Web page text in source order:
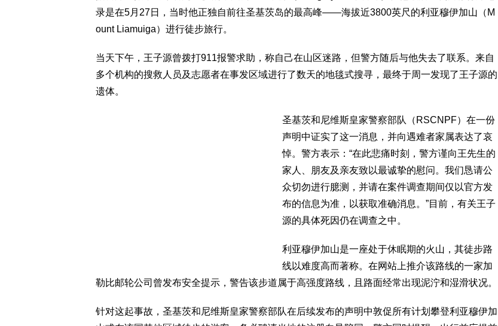
录是在5月27日，当时他正独自前往圣基茨岛的最高峰——海拔近3800英尺的利亚穆伊加山（M
ount Liamuiga）进行徒步旅行。
当天下午，王子源曾拨打911报警求助，称自己在山区迷路，但警方随后与他失去了联系。来自
多个机构的搜救人员及志愿者在事发区域进行了数天的地毯式搜寻，最终于周一发现了王子源的
遗体。
圣基茨和尼维斯皇家警察部队（RSCNPF）在一份
声明中证实了这一消息，并向遇难者家属表达了哀
悼。警方表示：“在此悲痛时刻，警方谨向王先生的
家人、朋友及亲友致以最诚挚的慰问。我们恳请公
众切勿进行臆测，并请在案件调查期间仅以官方发
布的信息为准，以获取准确消息。”目前，有关王子
源的具体死因仍在调查之中。
利亚穆伊加山是一座处于休眠期的火山，其徒步路
线以难度高而著称。在网站上推介该路线的一家加
勒比邮轮公司曾发布安全提示，警告该步道属于高强度路线，且路面经常出现泥泞和湿滑状况。
针对这起事故，圣基茨和尼维斯皇家警察部队在后续发布的声明中敦促所有计划攀登利亚穆伊加